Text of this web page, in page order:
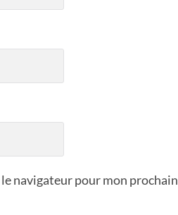
navigateur pour mon prochain